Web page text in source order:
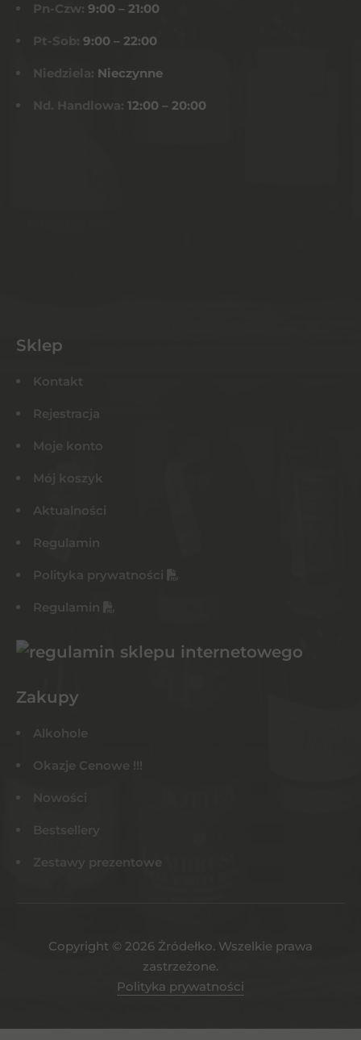
Pn-Czw: 9:00 – 21:00
Pt-Sob: 9:00 – 22:00
Niedziela: Nieczynne
Nd. Handlowa: 12:00 – 20:00
Sklep
Kontakt
Rejestracja
Moje konto
Mój koszyk
Aktualności
Regulamin
Polityka prywatności
Regulamin
Zakupy
Alkohole
Okazje Cenowe !!!
Nowości
Bestsellery
Zestawy prezentowe
Copyright © 2026 Żródełko. Wszelkie prawa
zastrzeżone.
Polityka prywatności